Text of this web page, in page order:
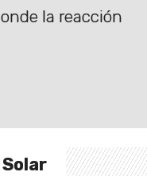
la reacción